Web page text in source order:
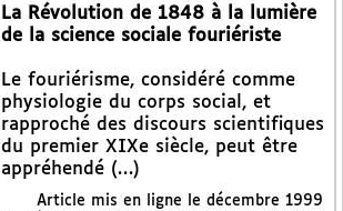
La Révolution de 1848 à la lumière
de la science sociale fouriériste
Le fouriérisme, considéré comme
physiologie du corps social, et
rapproché des discours scientifiques
du premier XIXe siècle, peut être
appréhendé (…)
Article mis en ligne le décembre 1999